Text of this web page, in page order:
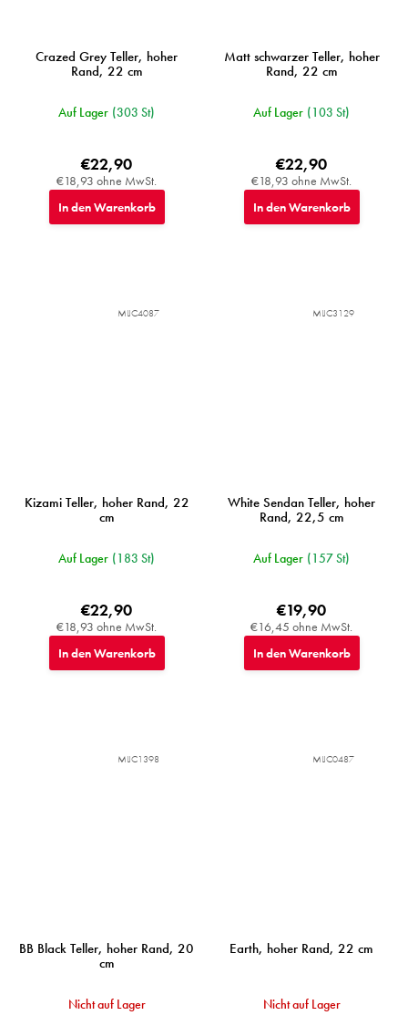
Crazed Grey Teller, hoher
Rand, 22 cm
Auf Lager (303 St)
€18,93 ohne MwSt.
€22,90
In den Warenkorb
Matt schwarzer Teller, hoher
Rand, 22 cm
Auf Lager (103 St)
€18,93 ohne MwSt.
€22,90
In den Warenkorb
Kizami Teller, hoher Rand, 22
cm
Auf Lager (183 St)
€18,93 ohne MwSt.
€22,90
In den Warenkorb
MIJC4087
White Sendan Teller, hoher
Rand, 22,5 cm
Auf Lager (157 St)
€16,45 ohne MwSt.
€19,90
In den Warenkorb
MIJC3129
BB Black Teller, hoher Rand, 20
cm
Nicht auf Lager
MIJC1398
Earth, hoher Rand, 22 cm
Nicht auf Lager
MIJC0487